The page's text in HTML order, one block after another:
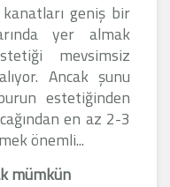
geniş bir
yer almak
mevsimsiz
Ancak şunu
estetiğinden
en az 2-3
önemli...
mümkün